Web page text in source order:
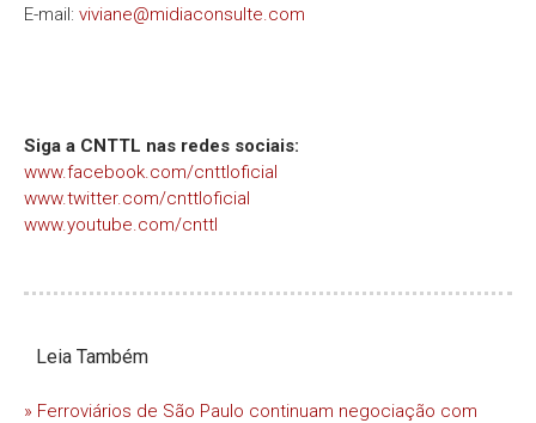
E-mail: viviane@midiaconsulte.com
Siga a CNTTL nas redes sociais:
www.facebook.com/cnttloficial
www.twitter.com/cnttloficial
www.youtube.com/cnttl
Leia Também
» Ferroviários de São Paulo continuam negociação com